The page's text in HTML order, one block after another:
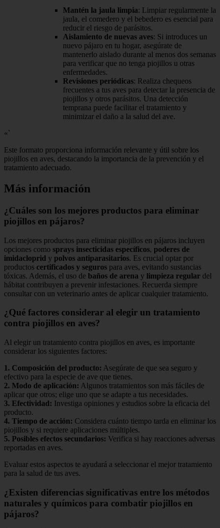
Mantén la jaula limpia: Limpiar regularmente la
jaula, el comedero y el bebedero es esencial para
reducir el riesgo de parásitos.
Aislamiento de nuevas aves: Si introduces un
nuevo pájaro en tu hogar, asegúrate de
mantenerlo aislado durante al menos dos semanas
para verificar que no tenga piojillos u otras
enfermedades.
Revisiones periódicas: Realiza chequeos
frecuentes a tus aves para detectar la presencia de
piojillos y otros parásitos. Una detección
temprana puede facilitar el tratamiento y
minimizar el daño a la salud del ave.
«`
Este formato proporciona información relevante y útil sobre los
piojillos en aves, destacando la importancia de la prevención y el
tratamiento adecuado.
Más información
¿Cuáles son los mejores productos para eliminar
piojillos en pájaros?
Los mejores productos para eliminar piojillos en pájaros incluyen
opciones como sprays insecticidas específicos, poderes de
imidacloprid y polvos antiparasitarios. Es crucial optar por
productos certificados y seguros para aves, evitando sustancias
tóxicas. Además, el uso de baños de arena y limpieza regular del
hábitat contribuyen a prevenir infestaciones. Recuerda siempre
consultar con un veterinario antes de aplicar cualquier tratamiento.
¿Qué factores considerar al elegir un tratamiento
contra piojillos en aves?
Al elegir un tratamiento contra piojillos en aves, es importante
considerar los siguientes factores:
1. Composición del producto: Asegúrate de que sea seguro y
efectivo para la especie de ave que tienes.
2. Modo de aplicación: Algunos tratamientos son más fáciles de
aplicar que otros; elige uno que se adapte a tus necesidades.
3. Efectividad: Investiga opiniones y estudios sobre la eficacia del
producto.
4. Tiempo de acción: Considera cuánto tiempo tarda en eliminar los
piojillos y si requiere aplicaciones múltiples.
5. Posibles efectos secundarios: Verifica si hay reacciones adversas
reportadas en aves.
Evaluar estos aspectos te ayudará a seleccionar el mejor tratamiento
para la salud de tus aves.
¿Existen diferencias significativas entre los métodos
naturales y químicos para combatir piojillos en
pájaros?